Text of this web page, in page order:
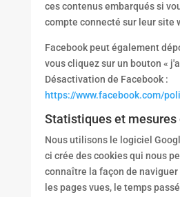
ces contenus embarqués si
compte connecté sur leur site
Facebook peut également
vous cliquez sur un bouton «
Désactivation de Facebook :
https://www.facebook.com/
Statistiques et mesures
Nous utilisons le logiciel
ci crée des cookies qui nous
connaître la façon de
les pages vues, le temps